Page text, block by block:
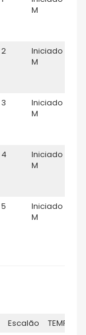
M
2
Iniciado
M
3
Iniciado
M
4
Iniciado
M
5
Iniciado
M
Escalão TEMPO